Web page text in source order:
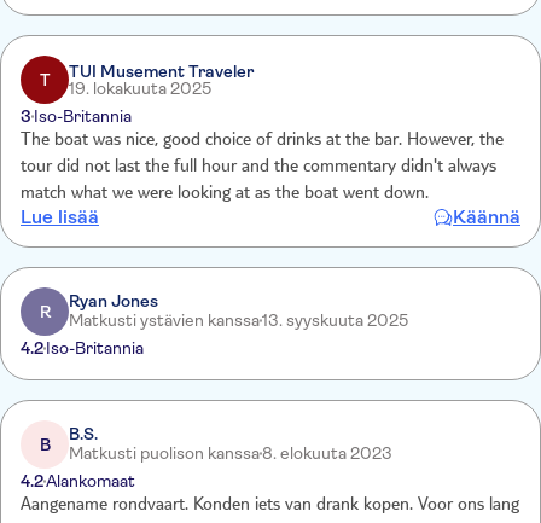
T
TUI Musement Traveler
19. lokakuuta 2025
3 Iso-Britannia
The boat was nice, good choice of drinks at the bar. However, the
tour did not last the full hour and the commentary didn't always
match what we were looking at as the boat went down.
Lue lisää Käännä
R
Ryan Jones
Matkusti ystävien kanssa13. syyskuuta 2025
4.2Iso-Britannia
B
B.S.
Matkusti puolison kanssa8. elokuuta 2023
4.2Alankomaat
Aangename rondvaart. Konden iets van drank kopen. Voor ons lang